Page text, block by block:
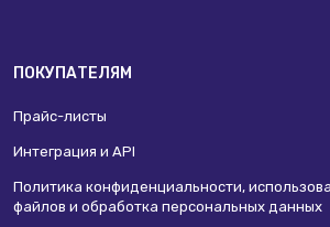
ПОКУПАТЕЛЯМ
Прайс-листы
Интеграция и API
Политика конфиденциальности,
файлов и обработка персональных данных